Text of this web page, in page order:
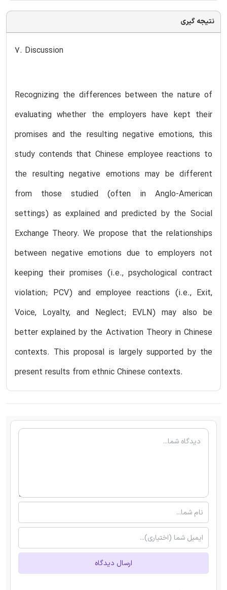
نتیجه گیری
7. Discussion
Recognizing the differences between the nature of
evaluating whether the employers have kept their
promises and the resulting negative emotions, this
study contends that Chinese employee reactions to
the resulting negative emotions may be different
from those studied (often in Anglo-American
settings) as explained and predicted by the Social
Exchange Theory. We propose that the relationships
between negative emotions due to employers not
keeping their promises (i.e., psychological contract
violation; PCV) and employee reactions (i.e., Exit,
Voice, Loyalty, and Neglect; EVLN) may also be
better explained by the Activation Theory in Chinese
contexts. This proposal is largely supported by the
present results from ethnic Chinese contexts.
ارسال دیدگاه